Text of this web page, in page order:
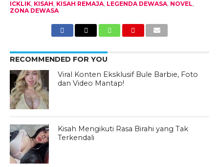
ICKLIK, KISAH, KISAH REMAJA, LEGENDA DEWASA, NOVEL,
ZONA DEWASA
RECOMMENDED FOR YOU
Viral Konten Eksklusif Bule Barbie, Foto
dan Video Mantap!
Kisah Mengikuti Rasa Birahi yang Tak
Terkendali